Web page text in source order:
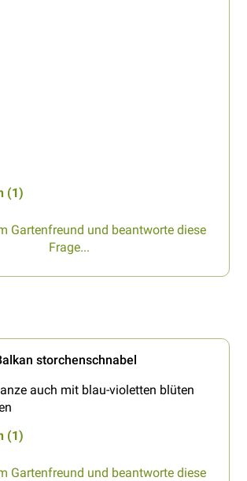
(1)
Gartenfreund und beantworte diese
Frage...
storchenschnabel
auch mit blau-violetten blüten
(1)
Gartenfreund und beantworte diese